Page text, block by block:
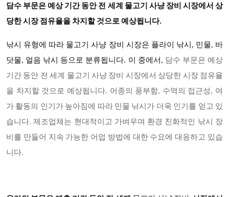
담수 부문은 예상 기간 동안 전 세계 물고기 사냥 장비 시장에서 상
당한 시장 점유율을 차지할 것으로 예상됩니다.
낚시 유형에 따라 물고기 사냥 장비 시장은 플라이 낚시 , 민물, 바
닷물, 얼음 낚시 등으로 분류됩니다. 이 중에서, 담수 부문은 예상
기간 동안 전 세계 물고기 사냥 장비 시장에서 상당한 시장 점유율
을 차지할 것으로 예상됩니다. 어종의 풍부함, 수역의 접근성, 여
가 활동의 인기가 높아짐에 따라 민물 낚시가 더욱 인기를 얻고 있
습니다. 제조업체는 현대적이고 가벼우며 환경 친화적인 낚시 장
비를 만들어 지속 가능한 어업 방법에 대한 수요에 대응하고 있습
니다.